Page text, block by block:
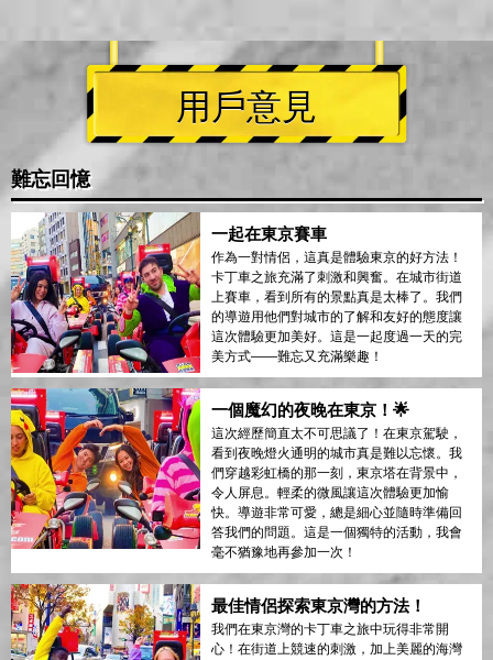
用戶意見
難忘回憶
一起在東京賽車
作為一對情侶，這真是體驗東京的好方法！
卡丁車之旅充滿了刺激和興奮。在城市街道
上賽車，看到所有的景點真是太棒了。我們
的導遊用他們對城市的了解和友好的態度讓
這次體驗更加美好。這是一起度過一天的完
美方式——難忘又充滿樂趣！
一個魔幻的夜晚在東京！🌟
這次經歷簡直太不可思議了！在東京駕駛，
看到夜晚燈火通明的城市真是難以忘懷。我
們穿越彩虹橋的那一刻，東京塔在背景中，
令人屏息。輕柔的微風讓這次體驗更加愉
快。導遊非常可愛，總是細心並隨時準備回
答我們的問題。這是一個獨特的活動，我會
毫不猶豫地再參加一次！
最佳情侶探索東京灣的方法！
我們在東京灣的卡丁車之旅中玩得非常開
心！在街道上競速的刺激，加上美麗的海灣